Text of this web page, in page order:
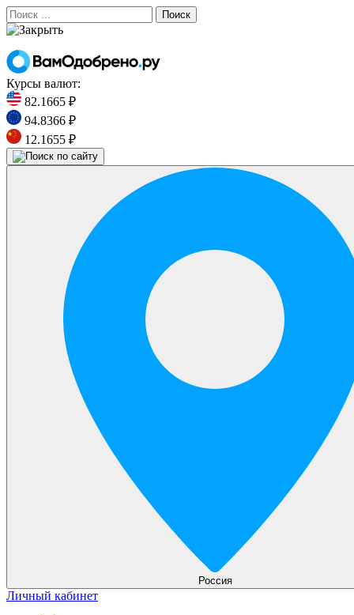
Поиск
Курсы валют:
82.1665 ₽
94.8366 ₽
12.1655 ₽
Россия
Личный кабинет